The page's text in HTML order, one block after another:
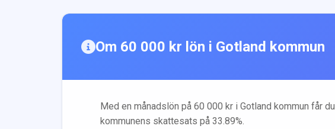
Om 60 000 kr lön i Gotland kommun
Med en månadslön på 60 000 kr i Gotland kommun får du
kommunens skattesats på 33.89%.